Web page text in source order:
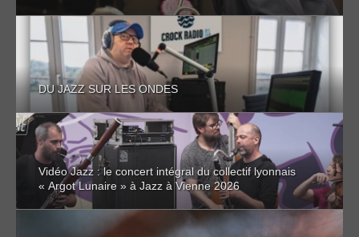
DU JAZZ SUR LES ONDES
Vidéo Jazz : le concert intégral du collectif lyonnais
« Argot Lunaire » à Jazz à Vienne 2026